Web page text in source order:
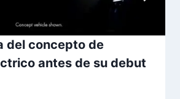
del concepto de
antes de su debut